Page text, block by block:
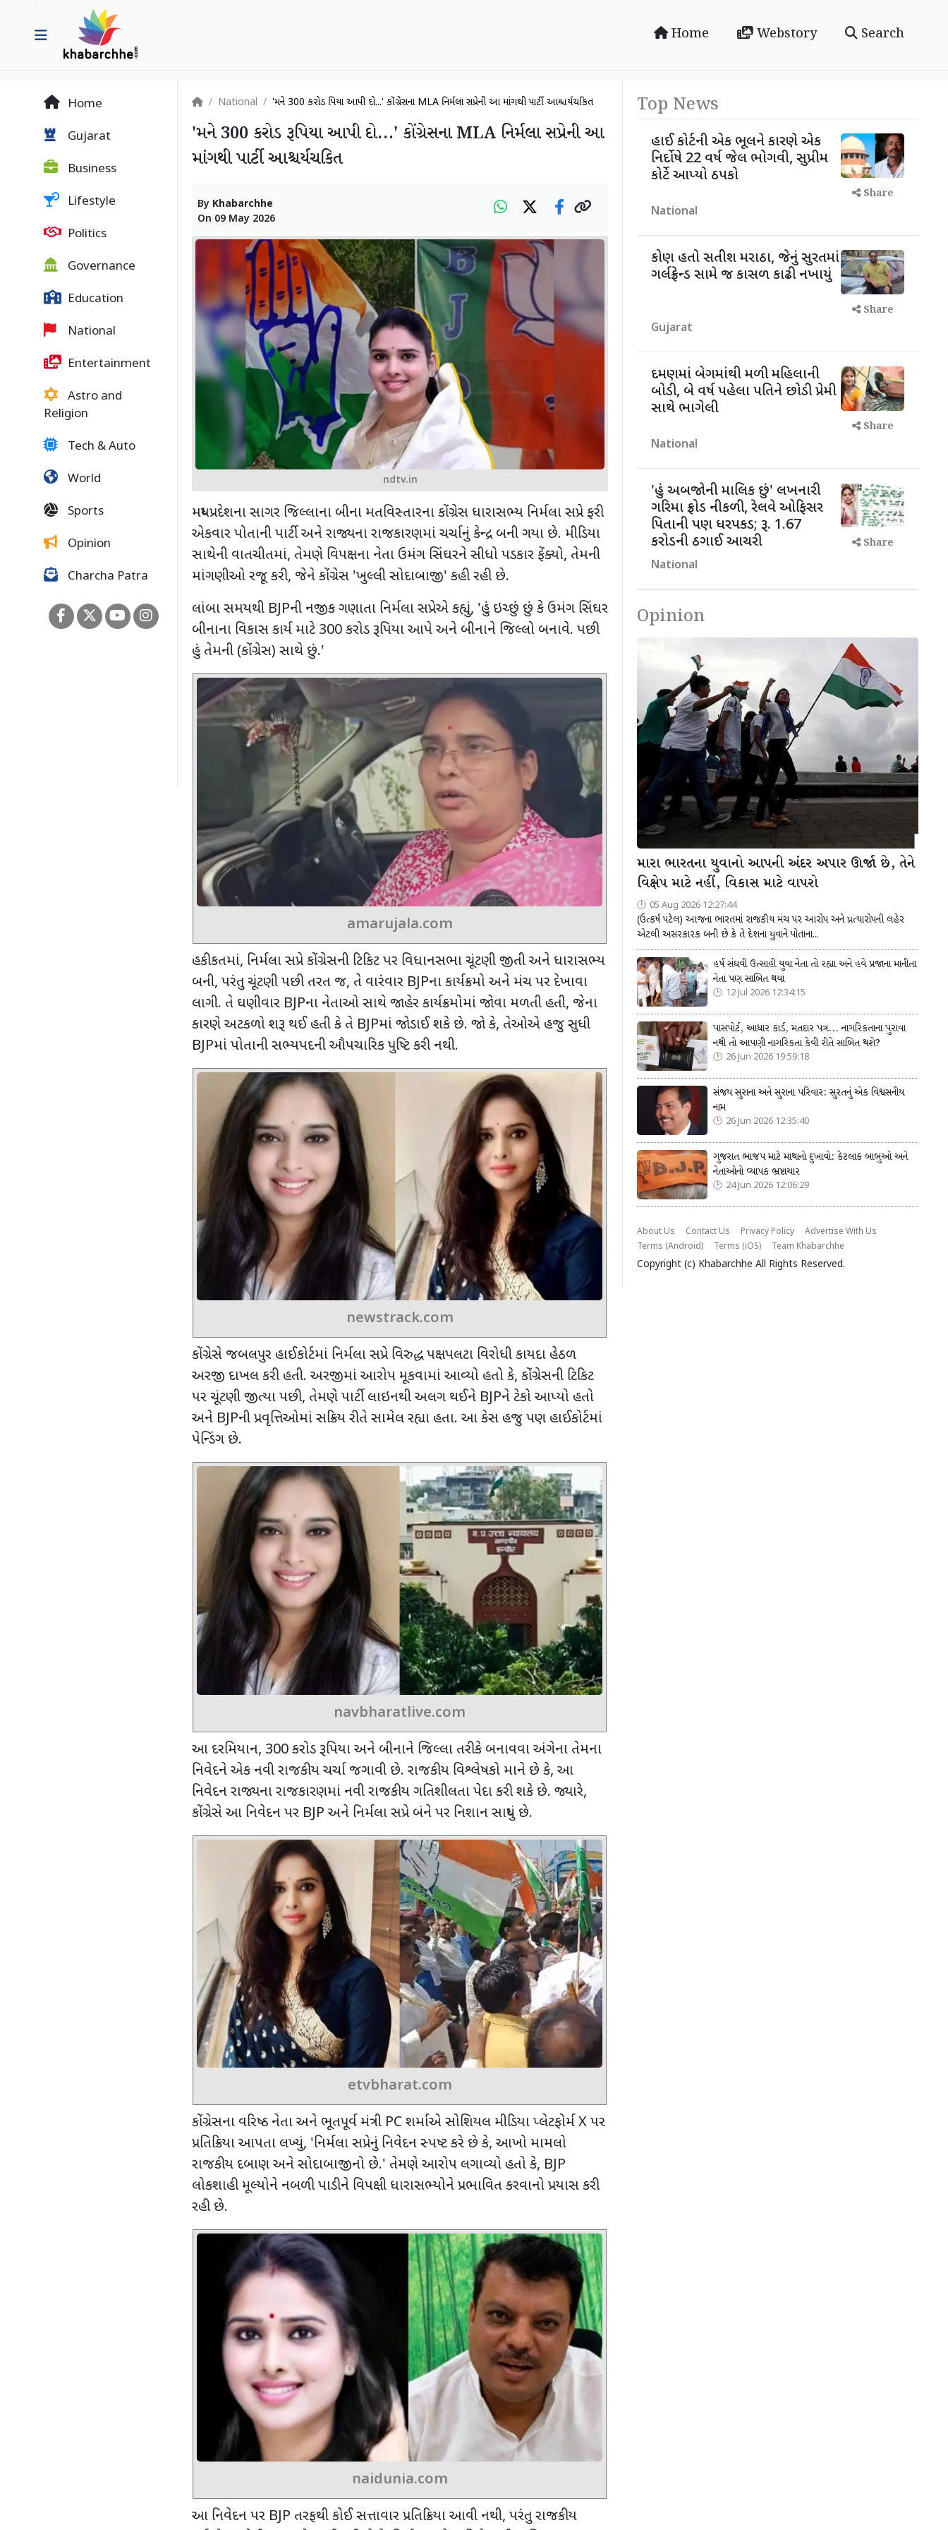
Home Webstory Search
Home
Gujarat
Business
Lifestyle
Politics
Governance
Education
National
Entertainment
Astro and
Religion
Tech & Auto
World
Sports
Opinion
Charcha Patra
National 'મને 300 કરોડ રૂપિયા આપી દો...' કોંગ્રેસના MLA નિર્મલા સપ્રેની આ માંગથી પાર્ટી આશ્ચર્યચકિત
'મને 300 કરોડ રૂપિયા આપી દો...' કોંગ્રેસના MLA નિર્મલા સપ્રેની આ
માંગથી પાર્ટી આશ્ચર્યચકિત
By Khabarchhe
On 09 May 2026
ndtv.in
મધ્યપ્રદેશના સાગર જિલ્લાના બીના મતવિસ્તારના કોંગ્રેસ ધારાસભ્ય નિર્મલા સપ્રે ફરી
એકવાર પોતાની પાર્ટી અને રાજ્યના રાજકારણમાં ચર્ચાનું કેન્દ્ર બની ગયા છે. મીડિયા
સાથેની વાતચીતમાં, તેમણે વિપક્ષના નેતા ઉમંગ સિંઘરને સીધો પડકાર ફેંક્યો, તેમની
માંગણીઓ રજૂ કરી, જેને કોંગ્રેસ 'ખુલ્લી સોદાબાજી' કહી રહી છે.
લાંબા સમયથી BJPની નજીક ગણાતા નિર્મલા સપ્રેએ કહ્યું, 'હું ઇચ્છું છું કે ઉમંગ સિંઘર
બીનાના વિકાસ કાર્ય માટે 300કરોડ રૂપિયા આપે અને બીનાને જિલ્લો બનાવે. પછી
હું તેમની (કોંગ્રેસ) સાથે છું.'
amarujala.com
હકીકતમાં, નિર્મલા સપ્રે કોંગ્રેસની ટિકિટ પર વિધાનસભા ચૂંટણી જીતી અને ધારાસભ્ય
બની, પરંતુ ચૂંટણી પછી તરત જ, તે વારંવાર BJPના કાર્યક્રમો અને મંચ પર દેખાવા
લાગી. તે ઘણીવાર BJPના નેતાઓ સાથે જાહેર કાર્યક્રમોમાં જોવા મળતી હતી, જેના
કારણે અટકળો શરૂ થઈ હતી કે તે BJPમાં જોડાઈ શકે છે. જો કે, તેઓએ હજુ સુધી
BJPમાં પોતાની સભ્યપદની ઔપચારિક પુષ્ટિ કરી નથી.
newstrack.com
કોંગ્રેસે જબલપુર હાઈકોર્ટમાં નિર્મલા સપ્રે વિરુદ્ધ પક્ષપલટા વિરોધી કાયદા હેઠળ
અરજી દાખલ કરી હતી. અરજીમાં આરોપ મૂકવામાં આવ્યો હતો કે, કોંગ્રેસની ટિકિટ
પર ચૂંટણી જીત્યા પછી, તેમણે પાર્ટી લાઇનથી અલગ થઈને BJPને ટેકો આપ્યો હતો
અને BJPની પ્રવૃત્તિઓમાં સક્રિય રીતે સામેલ રહ્યા હતા. આ કેસ હજુ પણ હાઈકોર્ટમાં
પેન્ડિંગ છે.
navbharatlive.com
આ દરમિયાન, 300કરોડ રૂપિયા અને બીનાને જિલ્લા તરીકે બનાવવા અંગેના તેમના
નિવેદને એક નવી રાજકીય ચર્ચા જગાવી છે. રાજકીય વિશ્લેષકો માને છે કે, આ
નિવેદન રાજ્યના રાજકારણમાં નવી રાજકીય ગતિશીલતા પેદા કરી શકે છે. જ્યારે,
કોંગ્રેસે આ નિવેદન પર BJP અને નિર્મલા સપ્રે બંને પર નિશાન સાધ્યું છે.
etvbharat.com
કોંગ્રેસના વરિષ્ઠ નેતા અને ભૂતપૂર્વ મંત્રી PCશર્માએ સોશિયલ મીડિયા પ્લેટફોર્મXપર
પ્રતિક્રિયા આપતા લખ્યું, 'નિર્મલા સપ્રેનું નિવેદન સ્પષ્ટ કરે છે કે, આખો મામલો
રાજકીય દબાણ અને સોદાબાજીનો છે.' તેમણે આરોપ લગાવ્યો હતો કે, BJP
લોકશાહી મૂલ્યોને નબળી પાડીને વિપક્ષી ધારાસભ્યોને પ્રભાવિત કરવાનો પ્રયાસ કરી
રહી છે.
naidunia.com
આ નિવેદન પર BJP તરફથી કોઈ સત્તાવાર પ્રતિક્રિયા આવી નથી, પરંતુ રાજકીય
Top News
હાઈ કોર્ટની એક ભૂલને કારણે એક
નિર્દોષે 22 વર્ષ જેલ ભોગવી, સુપ્રીમ
કોર્ટે આપ્યો ઠપકો
National
Share
કોણ હતો સતીશ મરાઠા, જેનું સુરતમાં
ગર્લફ્રેન્ડ સામે જ કાસળ કાઢી નખાયું
Gujarat
Share
દમણમાં બેગમાંથી મળી મહિલાની
બોડી, બે વર્ષ પહેલા પતિને છોડી પ્રેમી
સાથે ભાગેલી
National
Share
'હું અબજોની માલિક છું' લખનારી
ગરિમા ફ્રોડ નીકળી, રેલવે ઓફિસર
પિતાની પણ ધરપકડ; રૂ. 1.67
કરોડની ઠગાઈ આચરી
National
Share
Opinion
મારા ભારતના યુવાનો આપની અંદર અપાર ઊર્જા છે, તેને
વિક્ષેપ માટે નહીં, વિકાસ માટે વાપરો
05 Aug 2026 12:27:44
(ઉત્કર્ષ પટેલ) આજના ભારતમાં રાજકીય મંચ પર આરોપ અને પ્રત્યારોપની લહેર
એટલી અસરકારક બની છે કે તે દેશના યુવાને પોતાના...
હર્ષ સંઘવી ઉત્સાહી યુવા નેતા તો રહ્યા અને હવે પ્રજાના માનીતા
નેતા પણ સાબિત થયા
12 Jul 2026 12:34:15
પાસપોર્ટ, આધાર કાર્ડ, મતદાર પત્ર... નાગરિકતાના પુરાવા
નથી તો આપણી નાગરિકતા કેવી રીતે સાબિત થશે?
26 Jun 2026 19:59:18
સંજય સુરાના અને સુરાના પરિવાર: સુરતનું એક વિશ્વસનીય
નામ
26 Jun 2026 12:35:40
ગુજરાત ભાજપ માટે માથાનો દુખાવો: કેટલાક બાબુઓ અને
નેતાઓનો વ્યાપક ભ્રષ્ટાચાર
24 Jun 2026 12:06:29
About Us Contact Us Privacy Policy
Advertise With Us
Terms (Android)
Terms (iOS) Team Khabarchhe
Copyright (c) Khabarchhe All Rights Reserved.